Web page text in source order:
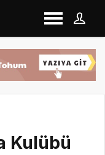
Kulübü